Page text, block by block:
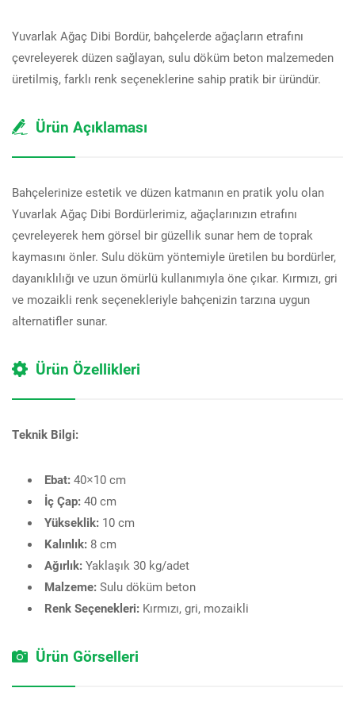
Yuvarlak Ağaç Dibi Bordür, bahçelerde ağaçların etrafını
çevreleyerek düzen sağlayan, sulu döküm beton malzemeden
üretilmiş, farklı renk seçeneklerine sahip pratik bir üründür.
Ürün Açıklaması
Bahçelerinize estetik ve düzen katmanın en pratik yolu olan
Yuvarlak Ağaç Dibi Bordürlerimiz, ağaçlarınızın etrafını
çevreleyerek hem görsel bir güzellik sunar hem de toprak
kaymasını önler. Sulu döküm yöntemiyle üretilen bu bordürler,
dayanıklılığı ve uzun ömürlü kullanımıyla öne çıkar. Kırmızı, gri
ve mozaikli renk seçenekleriyle bahçenizin tarzına uygun
alternatifler sunar.
Ürün Özellikleri
Teknik Bilgi:
Ebat: 40×10 cm
İç Çap: 40 cm
Yükseklik: 10 cm
Kalınlık: 8 cm
Ağırlık: Yaklaşık 30 kg/adet
Malzeme: Sulu döküm beton
Renk Seçenekleri: Kırmızı, gri, mozaikli
Ürün Görselleri